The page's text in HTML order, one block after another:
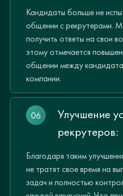
Кандидаты больше не
общении с рекрутерами.
получить ответы на свои
этому отмечается
общении между
компании.
Улучшение
рекрутеров:
Благодаря таким
не тратят свое время на
задач и полностью